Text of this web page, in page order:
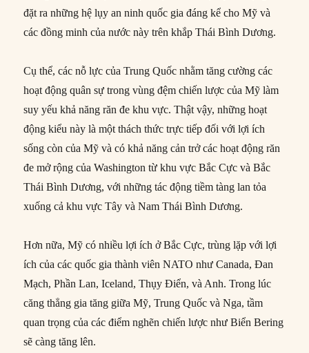
đặt ra những hệ lụy an ninh quốc gia đáng kể cho Mỹ và
các đồng minh của nước này trên khắp Thái Bình Dương.
Cụ thể, các nỗ lực của Trung Quốc nhằm tăng cường các
hoạt động quân sự trong vùng đệm chiến lược của Mỹ làm
suy yếu khả năng răn đe khu vực. Thật vậy, những hoạt
động kiểu này là một thách thức trực tiếp đối với lợi ích
sống còn của Mỹ và có khả năng cản trở các hoạt động răn
đe mở rộng của Washington từ khu vực Bắc Cực và Bắc
Thái Bình Dương, với những tác động tiềm tàng lan tỏa
xuống cả khu vực Tây và Nam Thái Bình Dương.
Hơn nữa, Mỹ có nhiều lợi ích ở Bắc Cực, trùng lặp với lợi
ích của các quốc gia thành viên NATO như Canada, Đan
Mạch, Phần Lan, Iceland, Thụy Điển, và Anh. Trong lúc
căng thẳng gia tăng giữa Mỹ, Trung Quốc và Nga, tầm
quan trọng của các điểm nghẽn chiến lược như Biển Bering
sẽ càng tăng lên.